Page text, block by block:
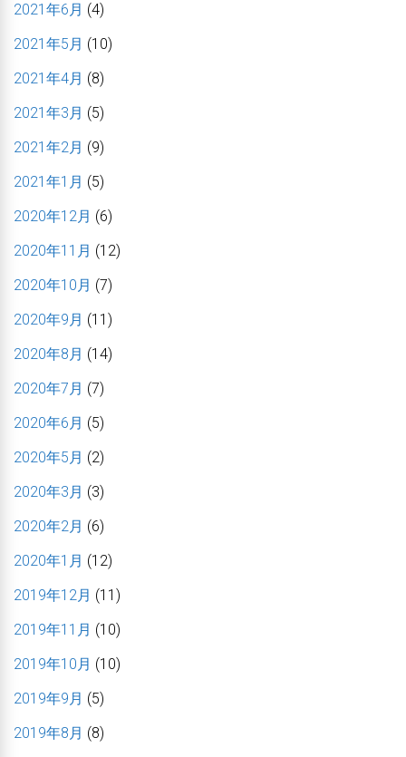
2021年6月 (4)
2021年5月 (10)
2021年4月 (8)
2021年3月 (5)
2021年2月 (9)
2021年1月 (5)
2020年12月 (6)
2020年11月 (12)
2020年10月 (7)
2020年9月 (11)
2020年8月 (14)
2020年7月 (7)
2020年6月 (5)
2020年5月 (2)
2020年3月 (3)
2020年2月 (6)
2020年1月 (12)
2019年12月 (11)
2019年11月 (10)
2019年10月 (10)
2019年9月 (5)
2019年8月 (8)